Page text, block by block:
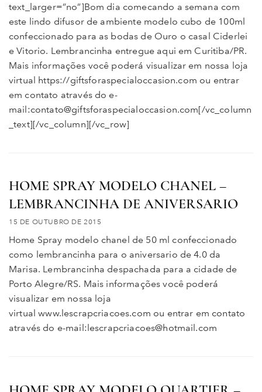
text_larger=”no”]Bom dia comecando a semana com
este lindo difusor de ambiente modelo cubo de 100ml
confeccionado para as bodas de Ouro o casal Ciderlei
e Vitorio. Lembrancinha entregue aqui em Curitiba/PR.
Mais informações você poderá visualizar em nossa loja
virtual https://giftsforaspecialoccasion.com ou entrar
em contato através do e-
mail:contato@giftsforaspecialoccasion.com[/vc_column
_text][/vc_column][/vc_row]
HOME SPRAY MODELO CHANEL –
LEMBRANCINHA DE ANIVERSARIO
15 DE OUTUBRO DE 2015
Home Spray modelo chanel de 50 ml confeccionado
como lembrancinha para o aniversario de 4.0 da
Marisa. Lembrancinha despachada para a cidade de
Porto Alegre/RS. Mais informações você poderá
visualizar em nossa loja
virtual www.lescrapcriacoes.com ou entrar em contato
através do e-mail:lescrapcriacoes@hotmail.com